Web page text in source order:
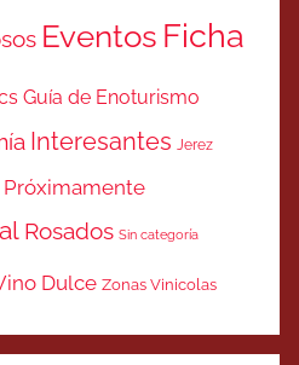
Eventos Ficha
Guía de Enoturismo
Interesantes Jerez
Próximamente
Rosados Sin categoría
Dulce Zonas Vinicolas